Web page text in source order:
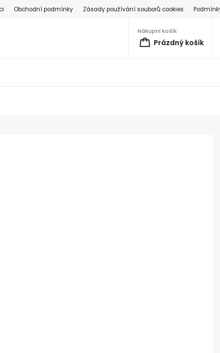
Obchodní podmínky Zásady používání souborů cookies
Nákupní košík
Prázdný košík